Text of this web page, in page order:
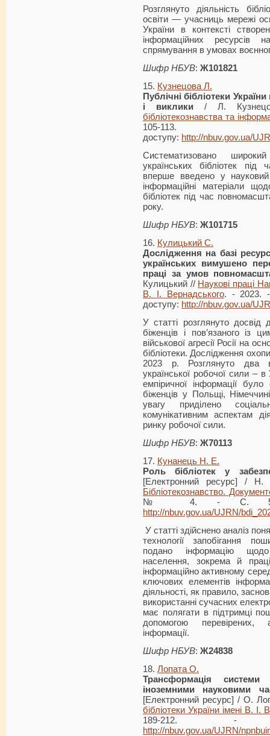
Розглянуто діяльність
освіти — учасниць мережі
України в контексті
інформаційних ресурсів
спрямування в умовах
Шифр НБУВ: Ж101821
15. Кузнецова Л.
Публічні бібліотеки
і виклики / Л.
бібліотекознавства та
105-
доступу: http://nbuv.gov.ua/
Систематизовано
українських бібліотек під
вперше введено у науковий
інформаційні матеріали
бібліотек під час
року.
Шифр НБУВ: Ж101715
16. Кулицький С.
Дослідження на базі
українських вимушено
праці за умов
Кулицький // Наукові праці
В. І. Вернадського. - 2023.
доступу: http://nbuv.gov.ua/
У статті розглянуто досвід
біженців і пов’язаного із
військової агресії Росії на
бібліотеки. Дослідження
2023 р. Розглянуто два
української робочої сили –
емпіричної інформації
біженців у Польщі,
увагу приділено
комунікативним аспектам
ринку робочої сили.
Шифр НБУВ: Ж70113
17. Кунанець Н. Е.
Роль бібліотек у
[Електронний ресурс] /
Бібліотекознавство.
№ 4. - С. 5-10.
http://nbuv.gov.ua/UJRN/
У статті здійснено аналіз
технології запобігання
подано інформацію щодо
населення, зокрема й
інформаційно активному
ключових елементів
діяльності, як правило,
використанні сучасних
має полягати в підтримці
допомогою перевірених,
інформації.
Шифр НБУВ: Ж24838
18. Лопата О.
Трансформація системи
іноземними науковими
[Електронний ресурс] / О.
бібліотеки України імені В. І.
189-212. -
http://nbuv.gov.ua/UJRN/